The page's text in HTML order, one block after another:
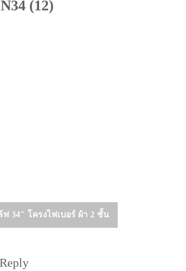
N34 (12)
ฟ 34″ โครงไฟเบอร์ ผ้า 2 ชั้น